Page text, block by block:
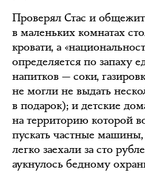
Проверял Стас и
в маленьких комнатах
кровати, а
определяется по запаху
напитков — соки,
не могли не выдать
в подарок); и детские
на территорию которой
пускать частные
легко заехали за сто
аукнулось бедному